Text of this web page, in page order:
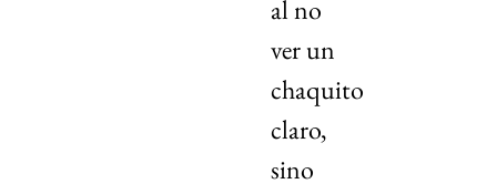
al no
ver un
chaquito
claro,
sino